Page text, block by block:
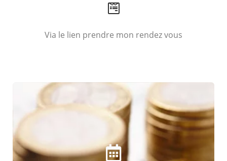
Via le lien prendre mon rendez vous